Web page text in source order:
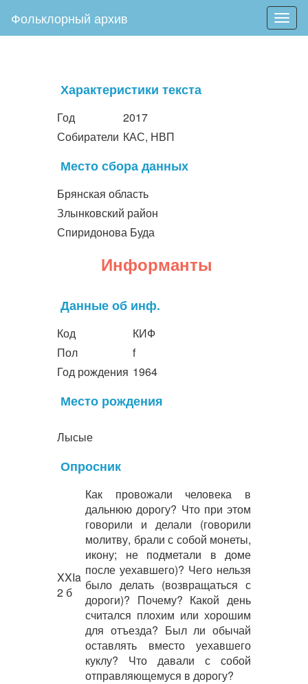
Фольклорный архив
Характеристики текста
Год
2017
Собиратели КАС, НВП
Место сбора данных
Брянская область
Злынковский район
Спиридонова Буда
Информанты
Данные об инф.
Код
КИФ
Пол
f
Год рождения 1964
Место рождения
Лысые
Опросник
XXIa
2 б
Как провожали человека в
дальнюю дорогу? Что при этом
говорили и делали (говорили
молитву, брали с собой монеты,
икону; не подметали в доме
после уехавшего)? Чего нельзя
было делать (возвращаться с
дороги)? Почему? Какой день
считался плохим или хорошим
для отъезда? Был ли обычай
оставлять вместо уехавшего
куклу? Что давали с собой
отправляющемуся в дорогу?